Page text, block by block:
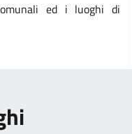
ed i luoghi di